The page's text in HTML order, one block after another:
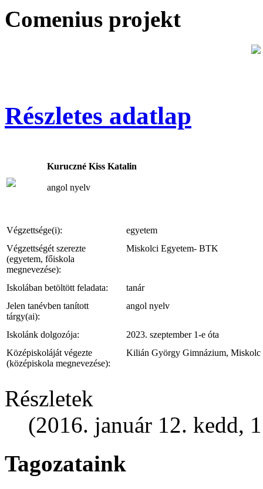
Comenius projekt
Részletes adatlap
Kuruczné Kiss Katalin
angol nyelv
Végzettsége(i):
egyetem
Végzettségét szerezte
(egyetem, főiskola
megnevezése):
Miskolci Egyetem- BTK
Iskolában betöltött feladata:
tanár
Jelen tanévben tanított
tárgy(ai):
angol nyelv
Iskolánk dolgozója:
2023. szeptember 1-e óta
Középiskoláját végezte
(középiskola megnevezése):
Kilián György Gimnázium, Miskolc
Részletek
(2016. január 12. kedd,
Tagozataink